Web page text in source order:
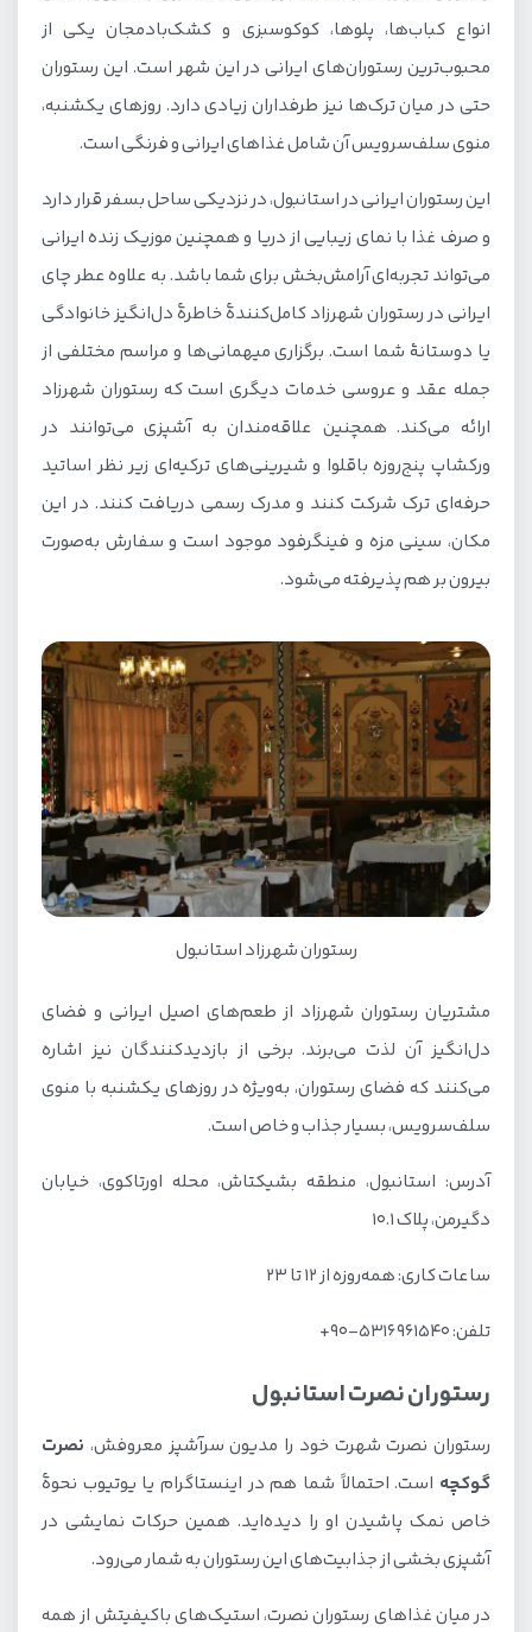
انواع کباب‌ها، پلوها، کوکوسبزی و کشک‌بادمجان یکی از
محبوب‌ترین رستوران‌های ایرانی در این شهر است. این رستوران
حتی در میان ترک‌ها نیز طرفداران زیادی دارد. روزهای یکشنبه،
منوی سلف‌سرویس آن شامل غذاهای ایرانی و فرنگی است.
این رستوران ایرانی در استانبول، در نزدیکی ساحل بسفر قرار دارد
و صرف غذا با نمای زیبایی از دریا و همچنین موزیک زنده ایرانی
می‌تواند تجربه‌ای آرامش‌بخش برای شما باشد. به علاوه عطر چای
ایرانی در رستوران شهرزاد کامل‌کنندهٔ خاطرهٔ دل‌انگیز خانوادگی
یا دوستانهٔ شما است. برگزاری میهمانی‌ها و مراسم مختلفی از
جمله عقد و عروسی خدمات دیگری است که رستوران شهرزاد
ارائه می‌کند. همچنین علاقه‌مندان به آشپزی می‌توانند در
ورکشاپ پنج‌روزه باقلوا و شیرینی‌های ترکیه‌ای زیر نظر اساتید
حرفه‌ای ترک شرکت کنند و مدرک رسمی دریافت کنند. در این
مکان، سینی مزه و فینگرفود موجود است و سفارش به‌صورت
بیرون بر هم پذیرفته می‌شود.
رستوران شهرزاد استانبول
مشتریان رستوران شهرزاد از طعم‌های اصیل ایرانی و فضای
دل‌انگیز آن لذت می‌برند. برخی از بازدیدکنندگان نیز اشاره
می‌کنند که فضای رستوران، به‌ویژه در روزهای یکشنبه با منوی
سلف‌سرویس، بسیار جذاب و خاص است.
آدرس: استانبول، منطقه بشیکتاش، محله اورتاکوی، خیابان
دگیرمن، پلاک ۱۰.۱
ساعات کاری: همه‌روزه از ۱۲ تا ۲۳
تلفن: ۵۳۱۶۹۶۱۵۴۰-۹۰+
رستوران نصرت استانبول
رستوران نصرت شهرت خود را مدیون سرآشپز معروفش، نصرت
گوکچه است. احتمالاً شما هم در اینستاگرام یا یوتیوب نحوهٔ
خاص نمک پاشیدن او را دیده‌اید. همین حرکات نمایشی در
آشپزی بخشی از جذابیت‌های این رستوران به شمار می‌رود.
در میان غذاهای رستوران نصرت، استیک‌های با‌کیفیتش از همه